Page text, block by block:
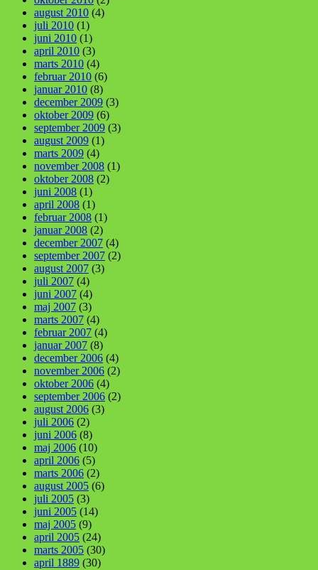
august 2010 (4)
juli 2010 (1)
juni 2010 (1)
april 2010 (3)
marts 2010 (4)
februar 2010 (6)
januar 2010 (8)
december 2009 (3)
oktober 2009 (6)
september 2009 (3)
august 2009 (1)
marts 2009 (4)
november 2008 (1)
oktober 2008 (2)
juni 2008 (1)
april 2008 (1)
februar 2008 (1)
januar 2008 (2)
december 2007 (4)
september 2007 (2)
august 2007 (3)
juli 2007 (4)
juni 2007 (4)
maj 2007 (3)
marts 2007 (4)
februar 2007 (4)
januar 2007 (8)
december 2006 (4)
november 2006 (2)
oktober 2006 (4)
september 2006 (2)
august 2006 (3)
juli 2006 (2)
juni 2006 (8)
maj 2006 (10)
april 2006 (5)
marts 2006 (2)
august 2005 (6)
juli 2005 (3)
juni 2005 (14)
maj 2005 (9)
april 2005 (24)
marts 2005 (30)
april 1889 (30)